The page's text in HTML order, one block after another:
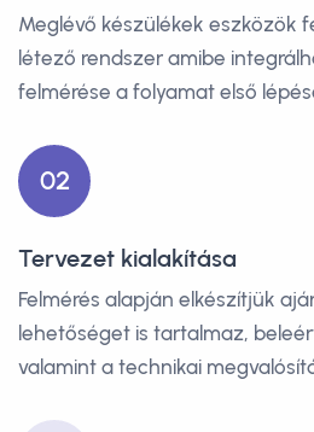
Meglévő készülékek eszközök
létező rendszer amibe
felmérése a folyamat első
02
Tervezet kialakítása
Felmérés alapján elkészítjük
lehetőséget is tartalmaz,
valamint a technikai